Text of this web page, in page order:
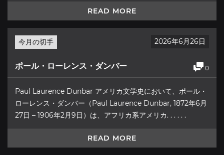
READ MORE
今月の切手 2026年6月26日
ポール・ローレンス・ダンバー 0
Paul Laurence Dunbar アメリカ文学史において、ポール・
ローレンス・ダンバー（Paul Laurence Dunbar, 1872年6月
27日 – 1906年2月9日）は、アフリカ系アメリカ. . . . . .
READ MORE